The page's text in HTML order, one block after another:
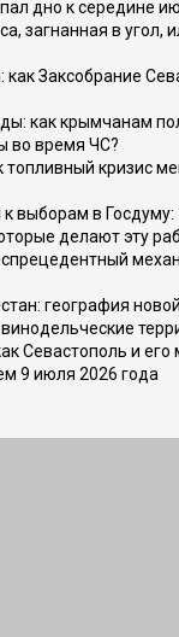
дно к середине
загнанная в угол,
как Заксобрание
как крымчанам
во время ЧС?
топливный кризис
выборам в
делают эту
география
Севастополь и
9 июля 2026 года